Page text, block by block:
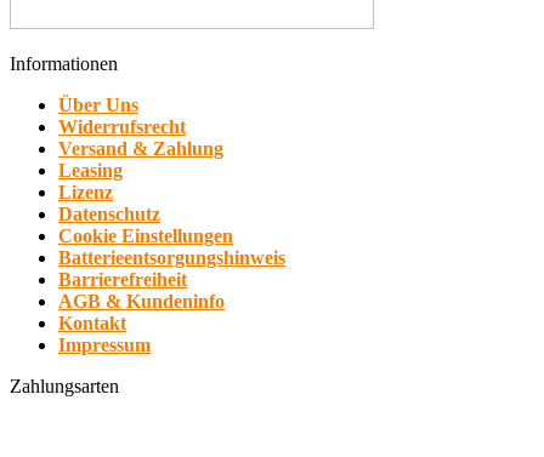
Informationen
Über Uns
Widerrufsrecht
Versand & Zahlung
Leasing
Lizenz
Datenschutz
Cookie Einstellungen
Batterieentsorgungshinweis
Barrierefreiheit
AGB & Kundeninfo
Kontakt
Impressum
Zahlungsarten